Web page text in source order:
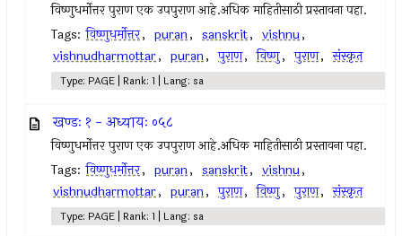
विष्णुधर्मोत्तर पुराण एक उपपुराण आहे.अधिक माहितीसाठी प्रस्तावना पहा.
Tags: विष्णुधर्मोत्तर, puran, sanskrit, vishnu,
vishnudharmottar, puran, पुराण, विष्णु, पुराण, संस्कृत
Type: PAGE | Rank: 1 | Lang: sa
खण्डः १ - अध्यायः ०५८
विष्णुधर्मोत्तर पुराण एक उपपुराण आहे.अधिक माहितीसाठी प्रस्तावना पहा.
Tags: विष्णुधर्मोत्तर, puran, sanskrit, vishnu,
vishnudharmottar, puran, पुराण, विष्णु, पुराण, संस्कृत
Type: PAGE | Rank: 1 | Lang: sa